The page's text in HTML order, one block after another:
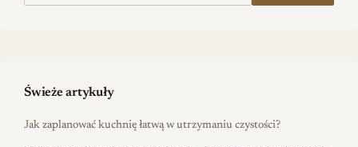
Świeże artykuły
Jak zaplanować kuchnię łatwą w utrzymaniu czystości?